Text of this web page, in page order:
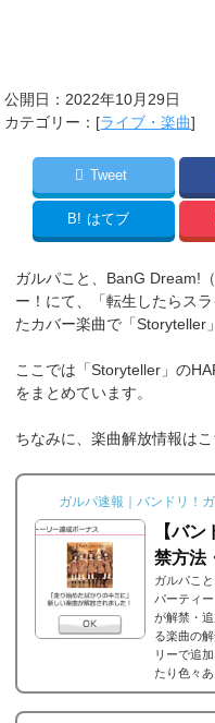
公開日： 2022年10月29日
カテゴリー：[ライブ・楽曲]
Tweet
B! はてブ
ガルパこと、BanG Dream!
ー！にて、「転生したらス
たカバー楽曲で「Storyteller
ここでは「Storyteller」の
をまとめています。
ちなみに、楽曲解放情報はこ
ガルパ速報｜バンドリ！
【バ
禁方法
ガルパこ
パーティ
が解禁・
る楽曲の
リーで追
たり色々
ンドリ/ガ
ンドリ/ガ